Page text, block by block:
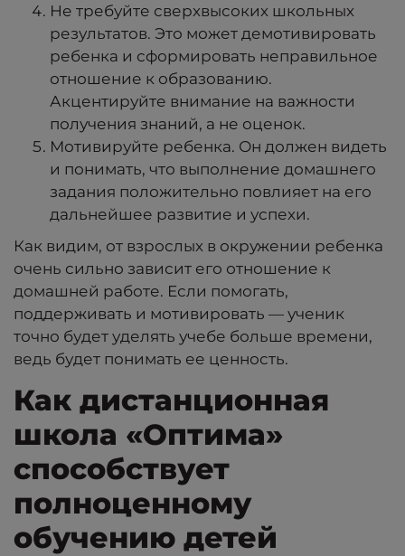
Не требуйте сверхвысоких школьных
результатов. Это может демотивировать
ребенка и сформировать неправильное
отношение к образованию.
Акцентируйте внимание на важности
получения знаний, а не оценок.
Мотивируйте ребенка. Он должен видеть
и понимать, что выполнение домашнего
задания положительно повлияет на его
дальнейшее развитие и успехи.
Как видим, от взрослых в окружении ребенка
очень сильно зависит его отношение к
домашней работе. Если помогать,
поддерживать и мотивировать — ученик
точно будет уделять учебе больше времени,
ведь будет понимать ее ценность.
Как дистанционная
школа «Оптима»
способствует
полноценному
обучению детей